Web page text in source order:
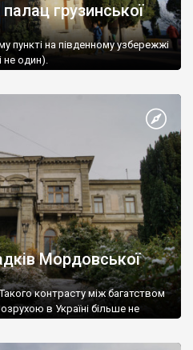
грузинської
пункті на південному узбережжі
не один).
Мордовської
контрасту між багатством
в Україні більше не